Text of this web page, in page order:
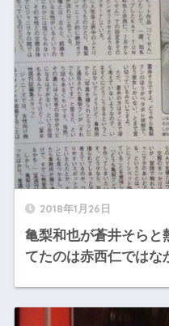
2018年1月26日
亀梨和也が蒼井そらと
てたのは赤西仁ではな